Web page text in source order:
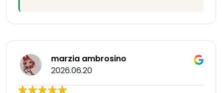
marzia ambrosino
2026.06.20